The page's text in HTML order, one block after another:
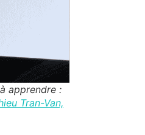
apprendre :
Tran-Van,